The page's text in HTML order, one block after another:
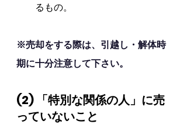
るもの。
※売却をする際は、引越し・解体時
期に十分注意して下さい。
(2) 「特別な関係の人」に売
っていないこと